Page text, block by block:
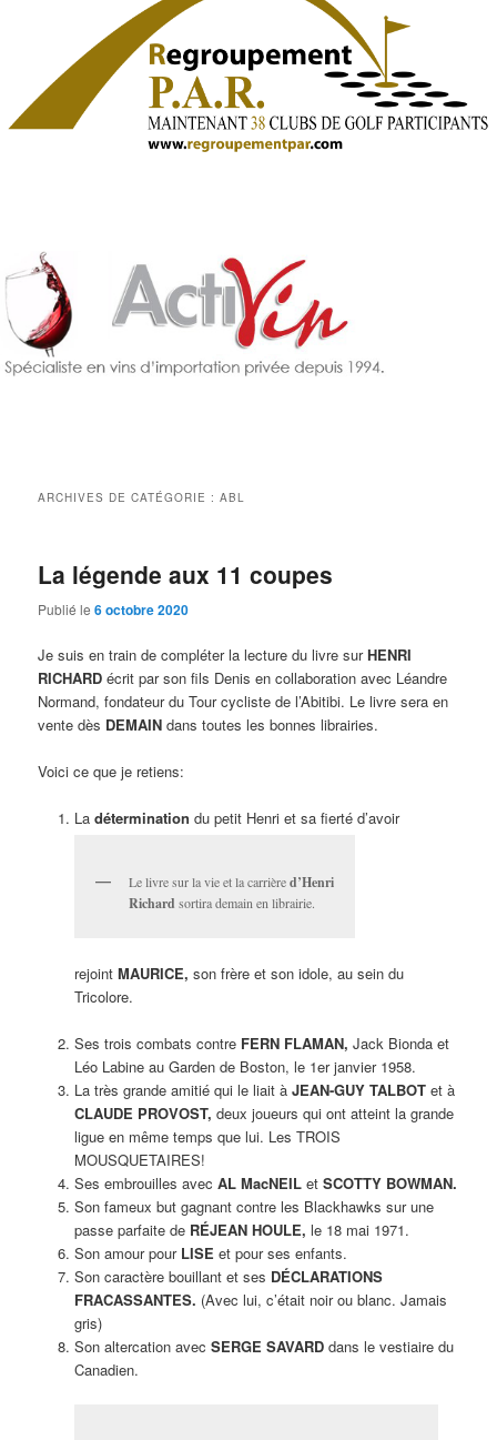
ARCHIVES DE CATÉGORIE :ABL
La légende aux 11 coupes
Publié le6 octobre 2020
Je suis en train de compléter la lecture du livre surHENRI
RICHARD écrit par son fils Denis en collaboration avec Léandre
Normand, fondateur du Tour cycliste de l’Abitibi. Le livre sera en
vente dès DEMAIN dans toutes les bonnes librairies.
Voici ce que je retiens:
La détermination du petit Henri et sa fierté d’avoir
Le livre sur la vie et la carrièred’Henri
Richard sortira demain en librairie.
rejoint MAURICE, son frère et son idole, au sein du
Tricolore.
Ses trois combats contre FERN FLAMAN, Jack Bionda et
Léo Labine au Garden de Boston, le 1er janvier 1958.
La très grande amitié qui le liait à JEAN-GUY TALBOTet à
CLAUDE PROVOST, deux joueurs qui ont atteint la grande
ligue en même temps que lui. Les TROIS
MOUSQUETAIRES!
Ses embrouilles avec AL MacNEILet SCOTTY BOWMAN.
Son fameux but gagnant contre les Blackhawks sur une
passe parfaite de RÉJEAN HOULE, le 18 mai 1971.
Son amour pour LISE et pour ses enfants.
Son caractère bouillant et ses DÉCLARATIONS
FRACASSANTES. (Avec lui, c’était noir ou blanc. Jamais
gris)
Son altercation avec SERGE SAVARDdans le vestiaire du
Canadien.